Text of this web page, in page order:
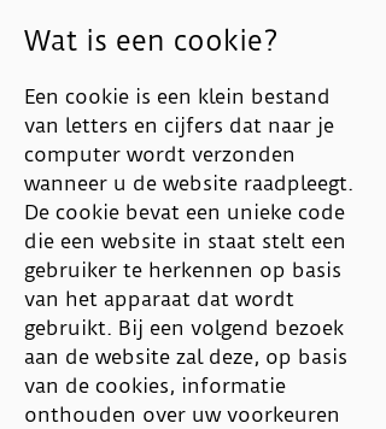
Wat is een cookie?
Een cookie is een klein bestand
van letters en cijfers dat naar je
computer wordt verzonden
wanneer u de website raadpleegt.
De cookie bevat een unieke code
die een website in staat stelt een
gebruiker te herkennen op basis
van het apparaat dat wordt
gebruikt. Bij een volgend bezoek
aan de website zal deze, op basis
van de cookies, informatie
onthouden over uw voorkeuren